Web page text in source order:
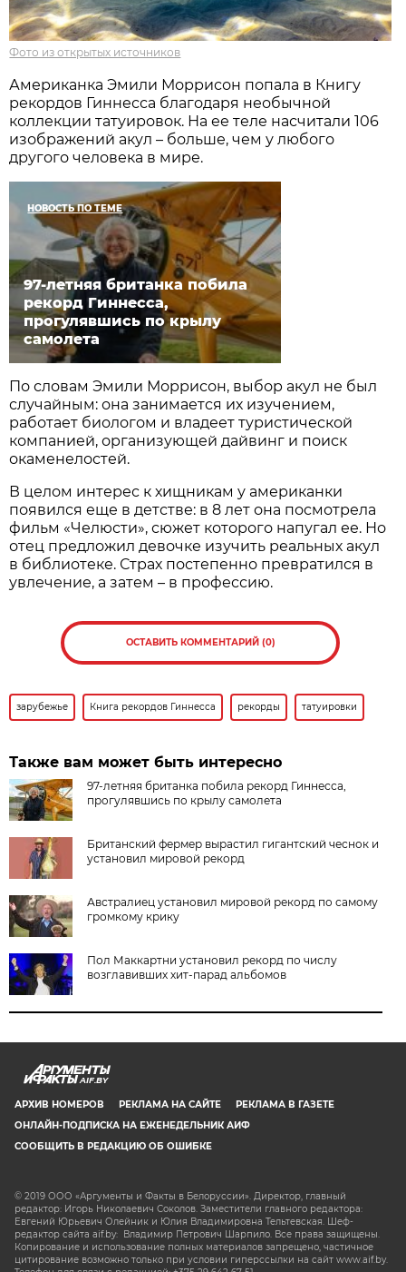
Фото из открытых источников
Американка Эмили Моррисон попала в Книгу
рекордов Гиннесса благодаря необычной
коллекции татуировок. На ее теле насчитали 106
изображений акул – больше, чем у любого
другого человека в мире.
НОВОСТЬ ПО ТЕМЕ
97-летняя британка побила
рекорд Гиннесса,
прогулявшись по крылу
самолета
По словам Эмили Моррисон, выбор акул не был
случайным: она занимается их изучением,
работает биологом и владеет туристической
компанией, организующей дайвинг и поиск
окаменелостей.
В целом интерес к хищникам у американки
появился еще в детстве: в 8 лет она посмотрела
фильм «Челюсти», сюжет которого напугал ее. Но
отец предложил девочке изучить реальных акул
в библиотеке. Страх постепенно превратился в
увлечение, а затем – в профессию.
ОСТАВИТЬ КОММЕНТАРИЙ (0)
зарубежье Книга рекордов Гиннесса рекорды татуировки
Также вам может быть интересно
97-летняя британка побила рекорд Гиннесса,
прогулявшись по крылу самолета
Британский фермер вырастил гигантский чеснок и
установил мировой рекорд
Австралиец установил мировой рекорд по самому
громкому крику
Пол Маккартни установил рекорд по числу
возглавивших хит-парад альбомов
AIF.BY
АРХИВ НОМЕРОВ РЕКЛАМА НА САЙТЕ
РЕКЛАМА В ГАЗЕТЕ
ОНЛАЙН-ПОДПИСКА НА ЕЖЕНЕДЕЛЬНИК АИФ
СООБЩИТЬ В РЕДАКЦИЮ ОБ ОШИБКЕ
© 2019 ООО «Аргументы и Факты в Белоруссии». Директор, главный
редактор: Игорь Николаевич Соколов. Заместители главного редактора:
Евгений Юрьевич Олейник и Юлия Владимировна Тельтевская. Шеф-
редактор сайта aif.by: Владимир Петрович Шарпило. Все права защищены.
Копирование и использование полных материалов запрещено, частичное
цитирование возможно только при условии гиперссылки на сайт www.aif.by.